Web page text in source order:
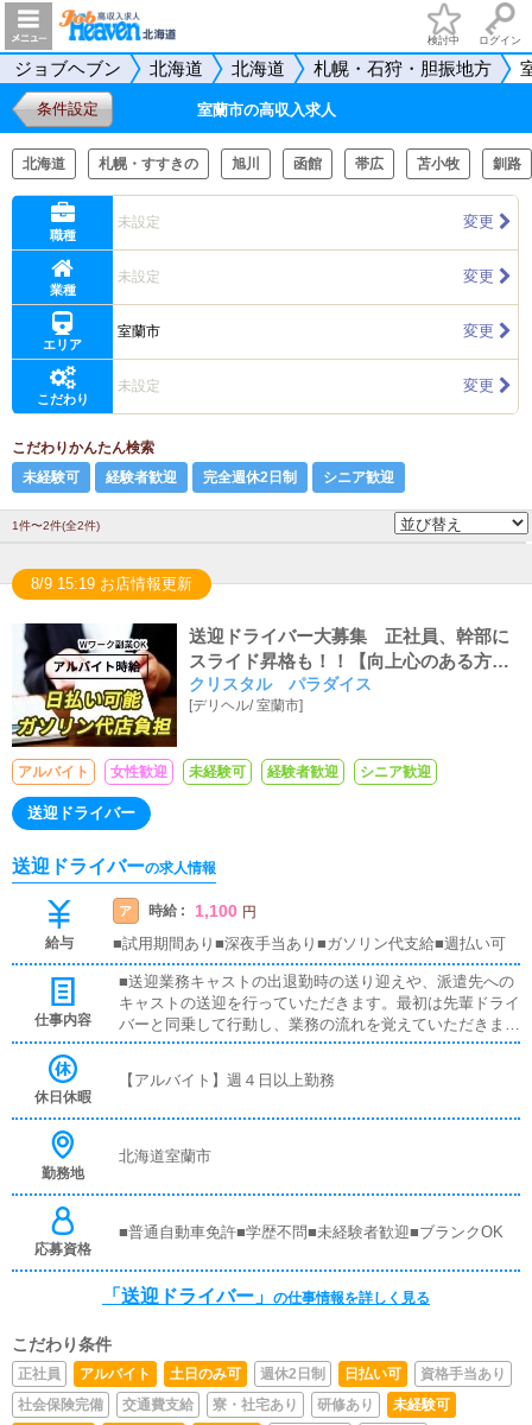
検討中 ログイン
ジョブヘブン 北海道 北海道 札幌・石狩・胆振地方
条件設定 室蘭市の高収入求人
北海道 札幌・すすきの 旭川 函館 帯広 苫小牧 釧路
職種
未設定 変更
業種
未設定 変更
エリア
室蘭市 変更
こだわり
未設定 変更
こだわりかんたん検索
未経験可
経験者歓迎 完全週休2日制 シニア歓迎
1件〜2件(全2件)
8/9 15:19 お店情報更新
送迎ドライバー大募集 正社員、幹部に
スライド昇格も！！【向上心のある方、
積極採用します！】
クリスタル パラダイス
[デリヘル/室蘭市]
アルバイト 女性歓迎 未経験可 経験者歓迎 シニア歓迎
送迎ドライバー
送迎ドライバーの求人情報
給与
ア 時給 : 1,100 円
■試用期間あり■深夜手当あり■ガソリン代支給■週払い可
仕事内容
■送迎業務キャストの出退勤時の送り迎えや、派遣先への
キャストの送迎を行っていただきます。最初は先輩ドライ
バーと同乗して行動し、業務の流れを覚えていただきます
ので、未経験の方でも安心して働けます。お客様と対面で
は支給します。■清掃業務送迎業務の空き時間に、事務所
休日休暇
【アルバイト】週４日以上勤務
勤務地
北海道室蘭市
応募資格
■普通自動車免許■学歴不問■未経験者歓迎■ブランクOK
「送迎ドライバー」 の仕事情報を詳しく見る
こだわり条件
正社員 アルバイト 土日のみ可 週休2日制 日払い可
資格手当あり
社会保険完備
交通費支給 寮・社宅あり 研修あり
未経験可